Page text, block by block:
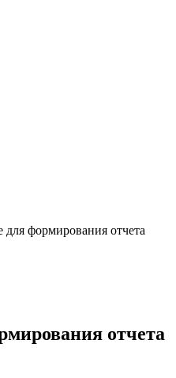
для формирования отчета
отчета